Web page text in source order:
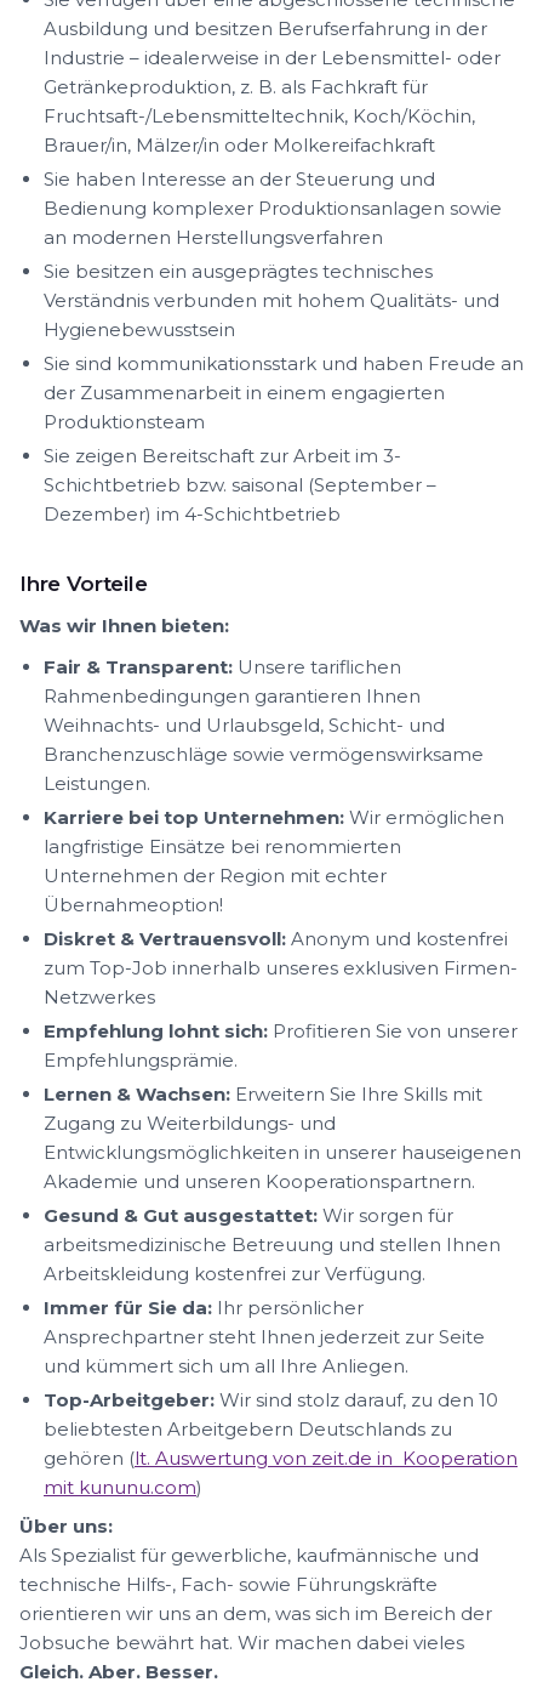
Ausbildung und besitzen Berufserfahrung in der
Industrie – idealerweise in der Lebensmittel- oder
Getränkeproduktion, z. B. als Fachkraft für
Fruchtsaft-/Lebensmitteltechnik, Koch/Köchin,
Brauer/in, Mälzer/in oder Molkereifachkraft
Sie haben Interesse an der Steuerung und
Bedienung komplexer Produktionsanlagen sowie
an modernen Herstellungsverfahren
Sie besitzen ein ausgeprägtes technisches
Verständnis verbunden mit hohem Qualitäts- und
Hygienebewusstsein
Sie sind kommunikationsstark und haben Freude an
der Zusammenarbeit in einem engagierten
Produktionsteam
Sie zeigen Bereitschaft zur Arbeit im 3-
Schichtbetrieb bzw. saisonal (September –
Dezember) im 4-Schichtbetrieb
Ihre Vorteile
Was wir Ihnen bieten:
Fair & Transparent: Unsere tariflichen
Rahmenbedingungen garantieren Ihnen
Weihnachts- und Urlaubsgeld, Schicht- und
Branchenzuschläge sowie vermögenswirksame
Leistungen.
Karriere bei top Unternehmen: Wir ermöglichen
langfristige Einsätze bei renommierten
Unternehmen der Region mit echter
Übernahmeoption!
Diskret & Vertrauensvoll: Anonym und kostenfrei
zum Top-Job innerhalb unseres exklusiven Firmen-
Netzwerkes
Empfehlung lohnt sich: Profitieren Sie von unserer
Empfehlungsprämie.
Lernen & Wachsen: Erweitern Sie Ihre Skills mit
Zugang zu Weiterbildungs- und
Entwicklungsmöglichkeiten in unserer hauseigenen
Akademie und unseren Kooperationspartnern.
Gesund & Gut ausgestattet: Wir sorgen für
arbeitsmedizinische Betreuung und stellen Ihnen
Arbeitskleidung kostenfrei zur Verfügung.
Immer für Sie da: Ihr persönlicher
Ansprechpartner steht Ihnen jederzeit zur Seite
und kümmert sich um all Ihre Anliegen.
Top-Arbeitgeber: Wir sind stolz darauf, zu den 10
beliebtesten Arbeitgebern Deutschlands zu
gehören (lt. Auswertung von zeit.de in Kooperation
mit kununu.com)
Über uns:
Als Spezialist für gewerbliche, kaufmännische und
technische Hilfs-, Fach- sowie Führungskräfte
orientieren wir uns an dem, was sich im Bereich der
Jobsuche bewährt hat. Wir machen dabei vieles
Gleich. Aber. Besser.